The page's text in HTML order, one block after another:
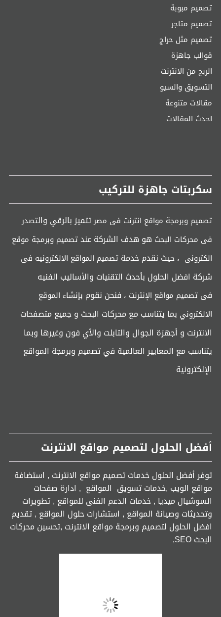
تصميم مبوبة
تصميم متاجر
تصميم مثل حراج
قوالب جاهزة
الربح من الانترنت
التسويق والسيو
مقالات متنوعة
احدث المقالات
سكربتات جاهزة للتركيب
تصميم وبرمجة مواقع انترنت فى مصرتتميز بالرقي والتصدر
فى محركات البحث هو هدف الشركة عندتصميم وبرمجة موقع
الكترونى ، حيث نقدم خدمة تصميم المواقع الالكترونيه فى
شركة افضل الحلول بأحدث التقنيات والأساليب الفنيه
فى تصميم مواقع الإنترنت ، فنحن نقوم بإنشاء الموقع
الالكتروني بما يتناسب مع محركات البحث و جميع متصفحات
الانترنت و أجهزة الجوال والتابلت والأي فون وغيرها وبما
يتناسب مع المعايير العالمية في تصميم وبرمجة المواقع
الإلكترونية
أفضل الحلول لتصميم مواقع الانترنت
توفر أفضل الحلول خدمات تصميم مواقع الانترنت , استضافة
مواقع الويب ,خدمات تسويق المواقع , ادارة صفحات
السوشيال ميديا , خدمات الدعم الفنى للمواقع , تطويرات
وتحديثات وصيانة المواقع , استشارات حلول المواقع , تقديم
افضل الحلول لتصميم وبرمجة مواقع الانترنت ,تحسين محركات
البحث SEO,